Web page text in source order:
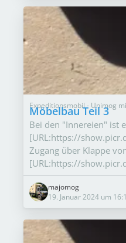
Expeditionsmobil - Unimog
Möbelbau Teil 3
Bei den "Innereien" ist
[URL:https://
Zugang über Klappe
[URL:https://
majomog
19. Januar 2024 um